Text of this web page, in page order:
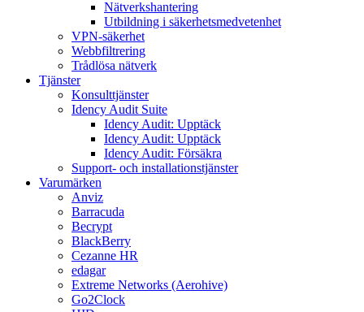
Nätverkshantering
Utbildning i säkerhetsmedvetenhet
VPN-säkerhet
Webbfiltrering
Trådlösa nätverk
Tjänster
Konsulttjänster
Idency Audit Suite
Idency Audit: Upptäck
Idency Audit: Upptäck
Idency Audit: Försäkra
Support- och installationstjänster
Varumärken
Anviz
Barracuda
Becrypt
BlackBerry
Cezanne HR
edagar
Extreme Networks (Aerohive)
Go2Clock